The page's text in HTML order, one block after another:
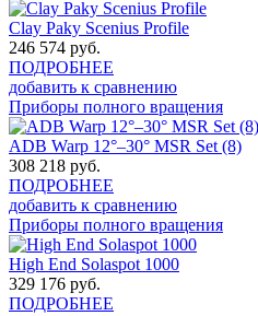
Clay Paky Scenius Profile
246 574 руб.
ПОДРОБНЕЕ
добавить к сравнению
Приборы полного вращения
ADB Warp 12°–30° MSR Set (8)
308 218 руб.
ПОДРОБНЕЕ
добавить к сравнению
Приборы полного вращения
High End Solaspot 1000
329 176 руб.
ПОДРОБНЕЕ